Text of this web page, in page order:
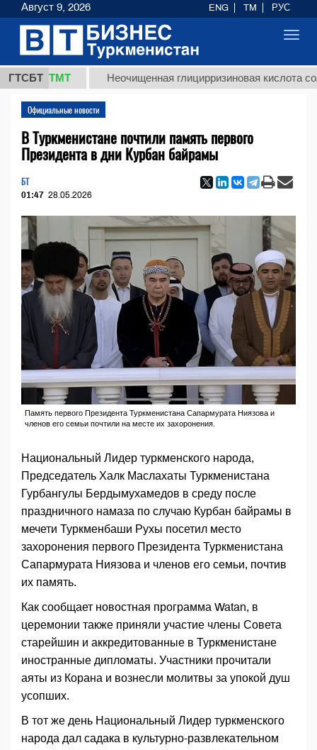
ГТСБТ
ТМТ Неочищенная глицирризиновая кислота
Официальные новости
В Туркменистане почтили память первого
Президента в дни Курбан байрамы
БТ
01:47 28.05.2026
Память первого Президента Туркменистана Сапармурата Ниязова и
членов его семьи почтили на месте их захоронения.
Национальный Лидер туркменского народа,
Председатель Халк Маслахаты Туркменистана
Гурбангулы Бердымухамедов в среду после
праздничного намаза по случаю Курбан байрамы в
мечети Туркменбаши Рухы посетил место
захоронения первого Президента Туркменистана
Сапармурата Ниязова и членов его семьи, почтив
их память.
Как сообщает новостная программа Watan, в
церемонии также приняли участие члены Совета
старейшин и аккредитованные в Туркменистане
иностранные дипломаты. Участники прочитали
аяты из Корана и вознесли молитвы за упокой душ
усопших.
В тот же день Национальный Лидер туркменского
народа дал садака в культурно-развлекательном
Август 9, 2026 ENG TM РУС